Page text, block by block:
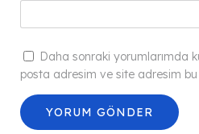
Daha sonraki yorumlarımda
posta adresim ve site adresim bu